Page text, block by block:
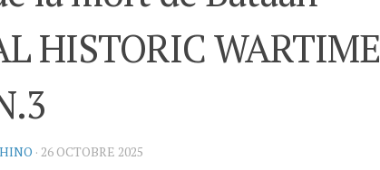
HISTORIC WARTIME
· 26 OCTOBRE 2025